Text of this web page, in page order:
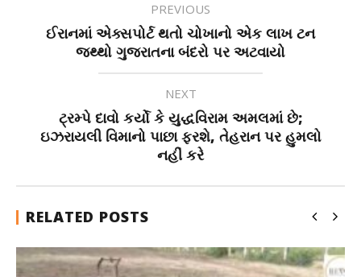
PREVIOUS
ઈરાનમાં એક્સપોર્ટ થતો ચોખાનો એક લાખ ટન
જથ્થો ગુજરાતના બંદરો પર અટવાયો
NEXT
ટ્રમ્પે દાવો કર્યો કે યુદ્ધવિરામ અમલમાં છે;
ઇઝરાયલી વિમાનો પાછા ફરશે, તેહરાન પર હુમલો
નહીં કરે
RELATED POSTS